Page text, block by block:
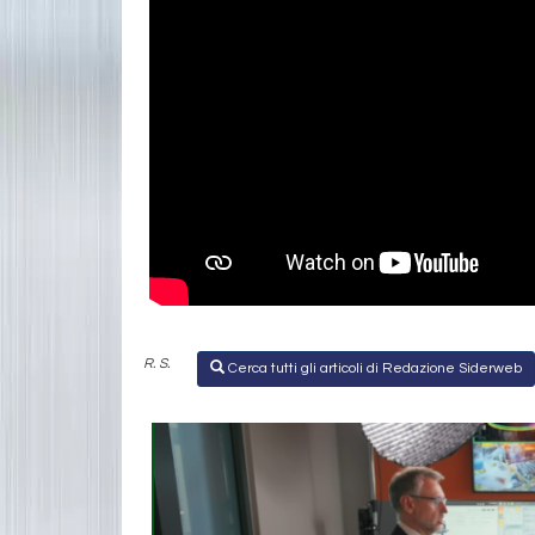
R. S. Cerca tutti gli articoli di Redazione Siderweb